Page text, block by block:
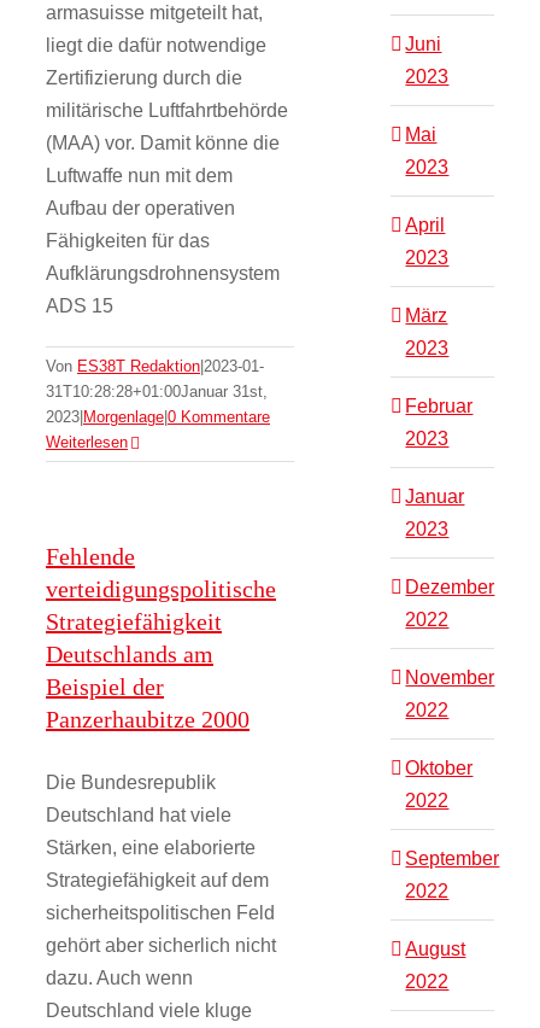
armasuisse mitgeteilt hat,
liegt die dafür notwendige
Zertifizierung durch die
militärische Luftfahrtbehörde
(MAA) vor. Damit könne die
Luftwaffe nun mit dem
Aufbau der operativen
Fähigkeiten für das
Aufklärungsdrohnensystem
ADS 15
Von ES38T Redaktion 2023-01-
31T10:28:28+01:00Januar 31st,
2023 Morgenlage 0 Kommentare
Weiterlesen
Fehlende
verteidigungspolitische
Strategiefähigkeit
Deutschlands am
Beispiel der
Panzerhaubitze 2000
Die Bundesrepublik
Deutschland hat viele
Stärken, eine elaborierte
Strategiefähigkeit auf dem
sicherheitspolitischen Feld
gehört aber sicherlich nicht
dazu. Auch wenn
Deutschland viele kluge
Juni
2023
Mai
2023
April
2023
März
2023
Februar
2023
Januar
2023
Dezember
2022
November
2022
Oktober
2022
September
2022
August
2022